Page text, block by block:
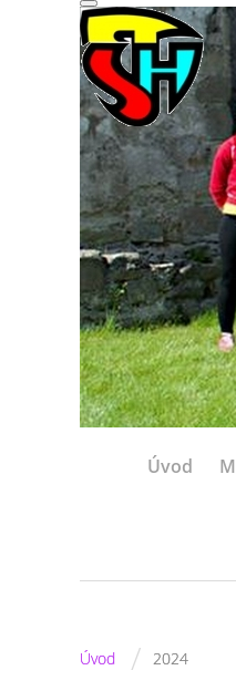
Úvod
Úvod / 2024